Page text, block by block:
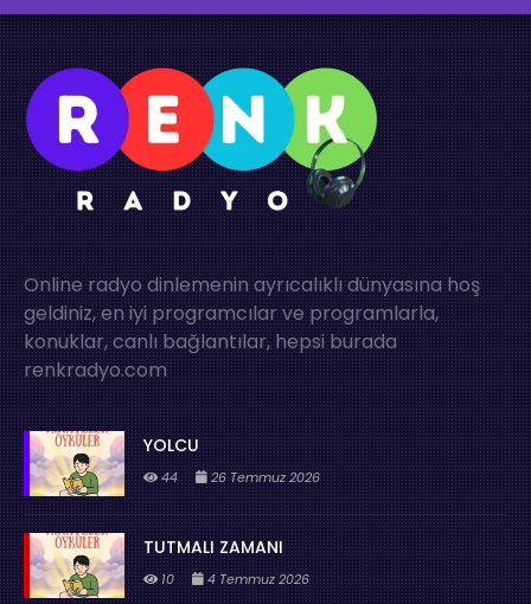
Online radyo dinlemenin ayrıcalıklı dünyasına hoş
geldiniz, en iyi programcılar ve programlarla,
konuklar, canlı bağlantılar, hepsi burada
renkradyo.com
YOLCU
44 26 Temmuz 2026
TUTMALI ZAMANI
10 4 Temmuz 2026